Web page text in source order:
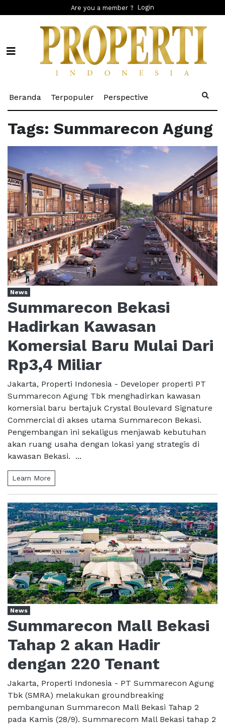
Are you a member ? Login
Beranda (current)
Terpopuler(current)
Perspective
Tags: Summarecon Agung
News
Summarecon Bekasi
Hadirkan Kawasan
Komersial Baru Mulai Dari
Rp3,4 Miliar
Jakarta, Properti Indonesia - Developer properti PT
Summarecon Agung Tbk menghadirkan kawasan
komersial baru bertajuk Crystal Boulevard Signature
Commercial di akses utama Summarecon Bekasi.
Pengembangan ini sekaligus menjawab kebutuhan
akan ruang usaha dengan lokasi yang strategis di
kawasan Bekasi. ...
Learn More
News
Summarecon Mall Bekasi
Tahap 2 akan Hadir
dengan 220 Tenant
Jakarta, Properti Indonesia - PT Summarecon Agung
Tbk (SMRA) melakukan groundbreaking
pembangunan Summarecon Mall Bekasi Tahap 2
pada Kamis (28/9). Summarecom Mall Bekasi tahap 2